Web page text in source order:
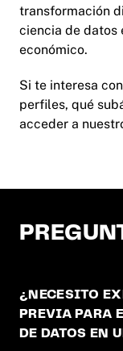
transformación
ciencia de datos
económico.
Si te interesa
perfiles, qué
acceder a
¿NECESITO
PREVIA PARA
DE DATOS EN